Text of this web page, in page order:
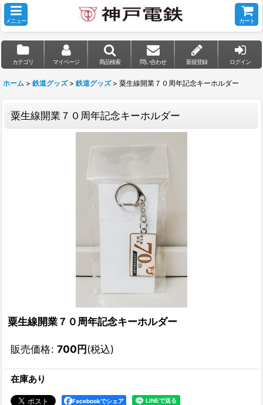
メニュー カート
カテゴリ マイページ 商品検索 問い合わせ 新規登録 ログイン
ホーム > 鉄道グッズ > 鉄道グッズ > 粟生線開業７０周年記念キーホルダー
粟生線開業７０周年記念キーホルダー
粟生線開業７０周年記念キーホルダー
販売価格: 700円(税込)
在庫あり
Facebookでシェア